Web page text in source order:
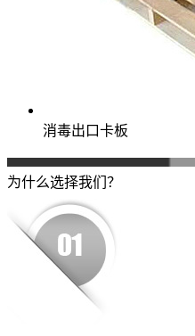
消毒出口卡板
为什么选择我们？